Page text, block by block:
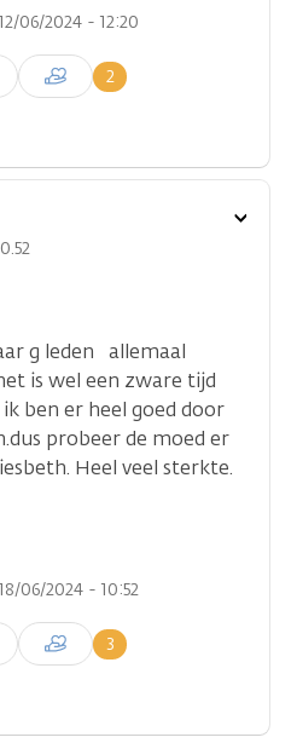
06/2024 - 12:20
2
te
g leden allemaal
is wel een zware tijd
ben er heel goed door
probeer de moed er
Heel veel sterkte.
06/2024 - 10:52
3
te
Toon